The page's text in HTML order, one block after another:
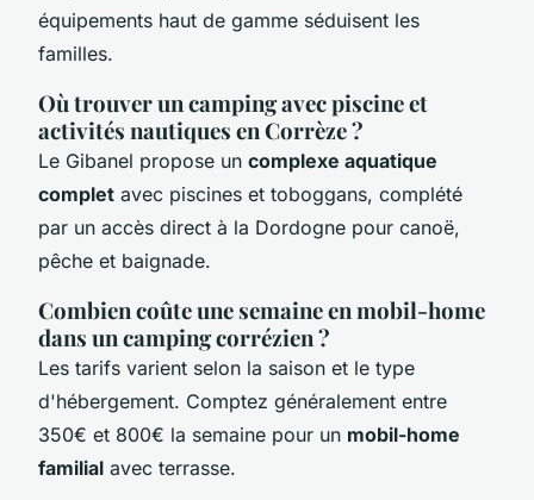
équipements haut de gamme séduisent les
familles.
Où trouver un camping avec piscine et
activités nautiques en Corrèze ?
Le Gibanel propose un complexe aquatique
complet avec piscines et toboggans, complété
par un accès direct à la Dordogne pour canoë,
pêche et baignade.
Combien coûte une semaine en mobil-home
dans un camping corrézien ?
Les tarifs varient selon la saison et le type
d'hébergement. Comptez généralement entre
350€ et 800€ la semaine pour un mobil-home
familial avec terrasse.